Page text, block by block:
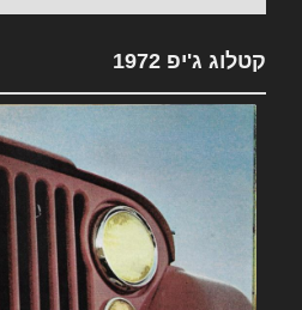
קטלוג ג'יפ 1972